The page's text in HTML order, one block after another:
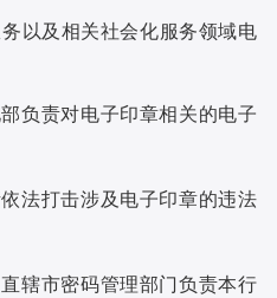
以及相关社会化服务领域电
负责对电子印章相关的电子
法打击涉及电子印章的违法
辖市密码管理部门负责本行